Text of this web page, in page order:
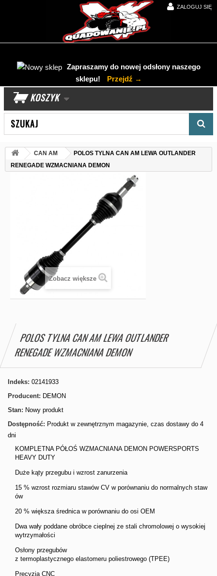
ZALOGUJ SIĘ
Zapraszamy do nowej odsłony naszego
sklepu!
Przejdź →
KOSZYK
CAN AM
POLOS TYLNA CAN AM LEWA OUTLANDER
RENEGADE WZMACNIANA DEMON
Zobacz większe
POLOS TYLNA CAN AM LEWA OUTLANDER
RENEGADE WZMACNIANA DEMON
Indeks: 02141933
Producent: DEMON
Stan: Nowy produkt
Dostępność: Produkt w zewnętrznym magazynie, czas dostawy do 4
dni
KOMPLETNA PÓŁOŚ WZMACNIANA DEMON POWERSPORTS
HEAVY DUTY
Duże kąty przegubu i wzrost zanurzenia
15 % wzrost rozmiaru stawów CV w porównaniu do normalnych staw
ów
20 % większa średnica w porównaniu do osi OEM
Dwa wały poddane obróbce cieplnej ze stali chromolowej o wysokiej
wytrzymałości
Osłony przegubów
z termoplastycznego elastomeru poliestrowego (TPEE)
Precyzja CNC